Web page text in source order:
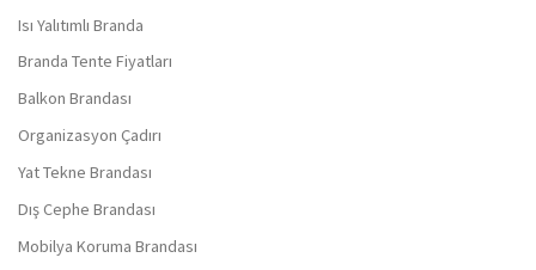
Isı Yalıtımlı Branda
Branda Tente Fiyatları
Balkon Brandası
Organizasyon Çadırı
Yat Tekne Brandası
Dış Cephe Brandası
Mobilya Koruma Brandası